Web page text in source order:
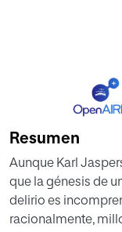
Resumen
Aunque Karl
que la génesis de
delirio es
racionalmente,